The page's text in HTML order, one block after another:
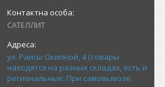
САТЕЛЛИТ
ул. Раисы Окипной, 4 (товары
находятся на разных складах, есть и
региональные. При самовывозе,